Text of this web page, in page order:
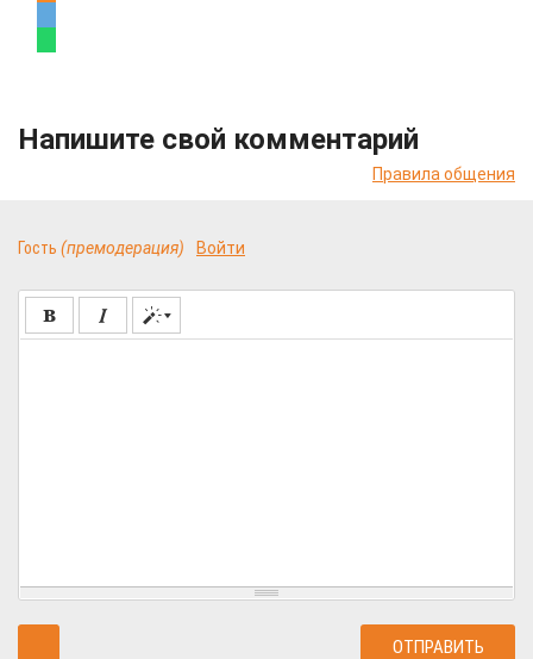
Напишите свой комментарий
Правила общения
Гость (премодерация) Войти